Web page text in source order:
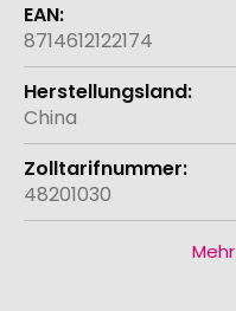
8714612122174
China
48201030